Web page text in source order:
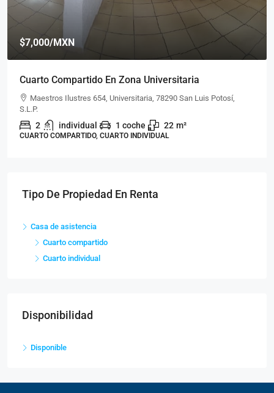
$7,000/MXN
Cuarto Compartido En Zona Universitaria
Maestros Ilustres 654, Universitaria, 78290 San Luis Potosí,
S.L.P.
2 individual 1 coche 22 m²
CUARTO COMPARTIDO, CUARTO INDIVIDUAL
Tipo De Propiedad En Renta
Casa de asistencia
Cuarto compartido
Cuarto individual
Disponibilidad
Disponible